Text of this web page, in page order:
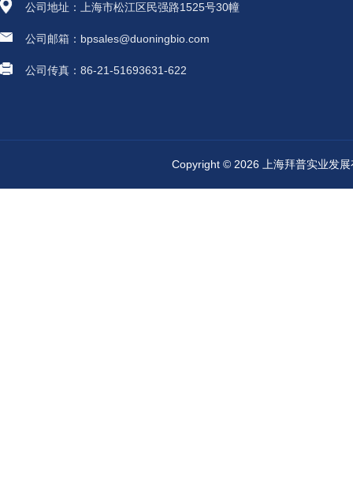
公司地址：上海市松江区民强路1525号30幢
公司邮箱：bpsales@duoningbio.com
公司传真：86-21-51693631-622
Copyright © 2026 上海拜普实业发